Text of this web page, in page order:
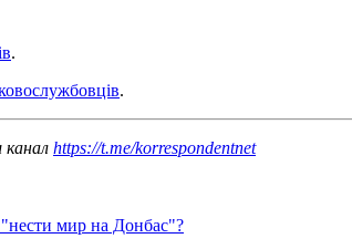
.
.
канал https://t.me/korrespondentnet
"нести мир на Донбас"?